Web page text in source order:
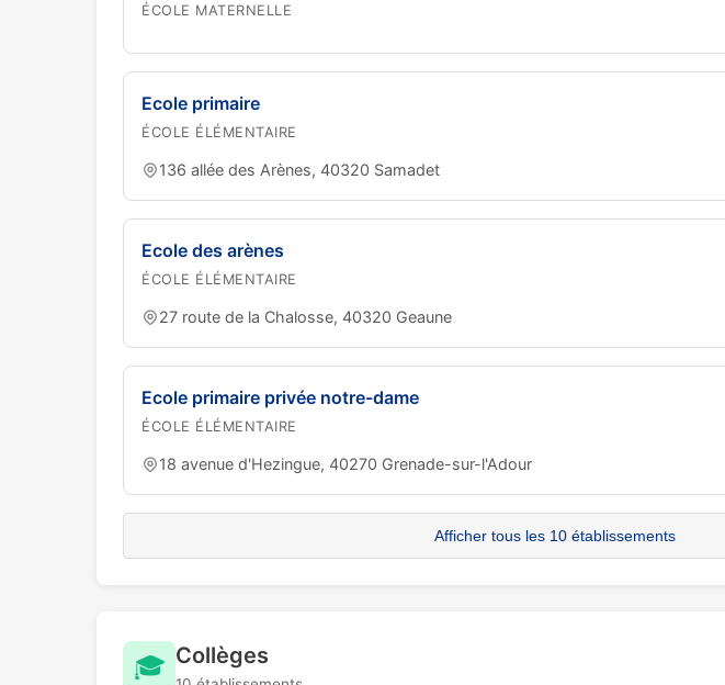
ÉCOLE MATERNELLE
Ecole primaire
ÉCOLE ÉLÉMENTAIRE
136 allée des Arènes, 40320 Samadet
Ecole des arènes
ÉCOLE ÉLÉMENTAIRE
27 route de la Chalosse, 40320 Geaune
Ecole primaire privée notre-dame
ÉCOLE ÉLÉMENTAIRE
18 avenue d'Hezingue, 40270 Grenade-sur-l'Adour
Afficher tous les 10 établissements
🎓 Collèges